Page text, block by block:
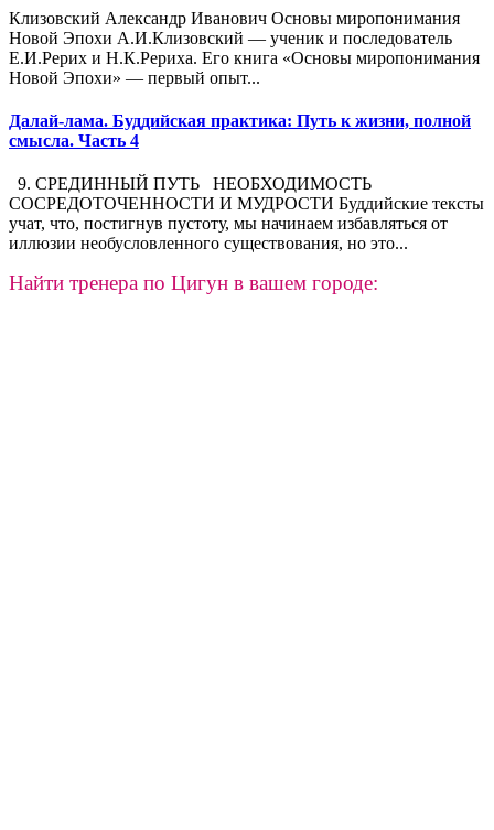
Клизовский Александр Иванович Основы миропонимания
Новой Эпохи А.И.Клизовский — ученик и последователь
Е.И.Рерих и Н.К.Рериха. Его книга «Основы миропонимания
Новой Эпохи» — первый опыт...
Далай-лама. Буддийская практика: Путь к жизни, полной
смысла. Часть 4
9. СРЕДИННЫЙ ПУТЬ НЕОБХОДИМОСТЬ
СОСРЕДОТОЧЕННОСТИ И МУДРОСТИ Буддийские тексты
учат, что, постигнув пустоту, мы начинаем избавляться от
иллюзии необусловленного существования, но это...
Найти тренера по Цигун в вашем городе: